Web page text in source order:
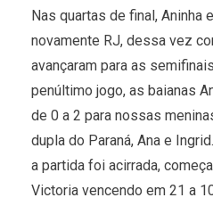
Nas quartas de final, Aninha
novamente RJ, dessa vez
avançaram para as
penúltimo jogo, as baianas
de 0 a 2 para nossas
dupla do Paraná, Ana e
a partida foi acirrada,
Victoria vencendo em 21 a